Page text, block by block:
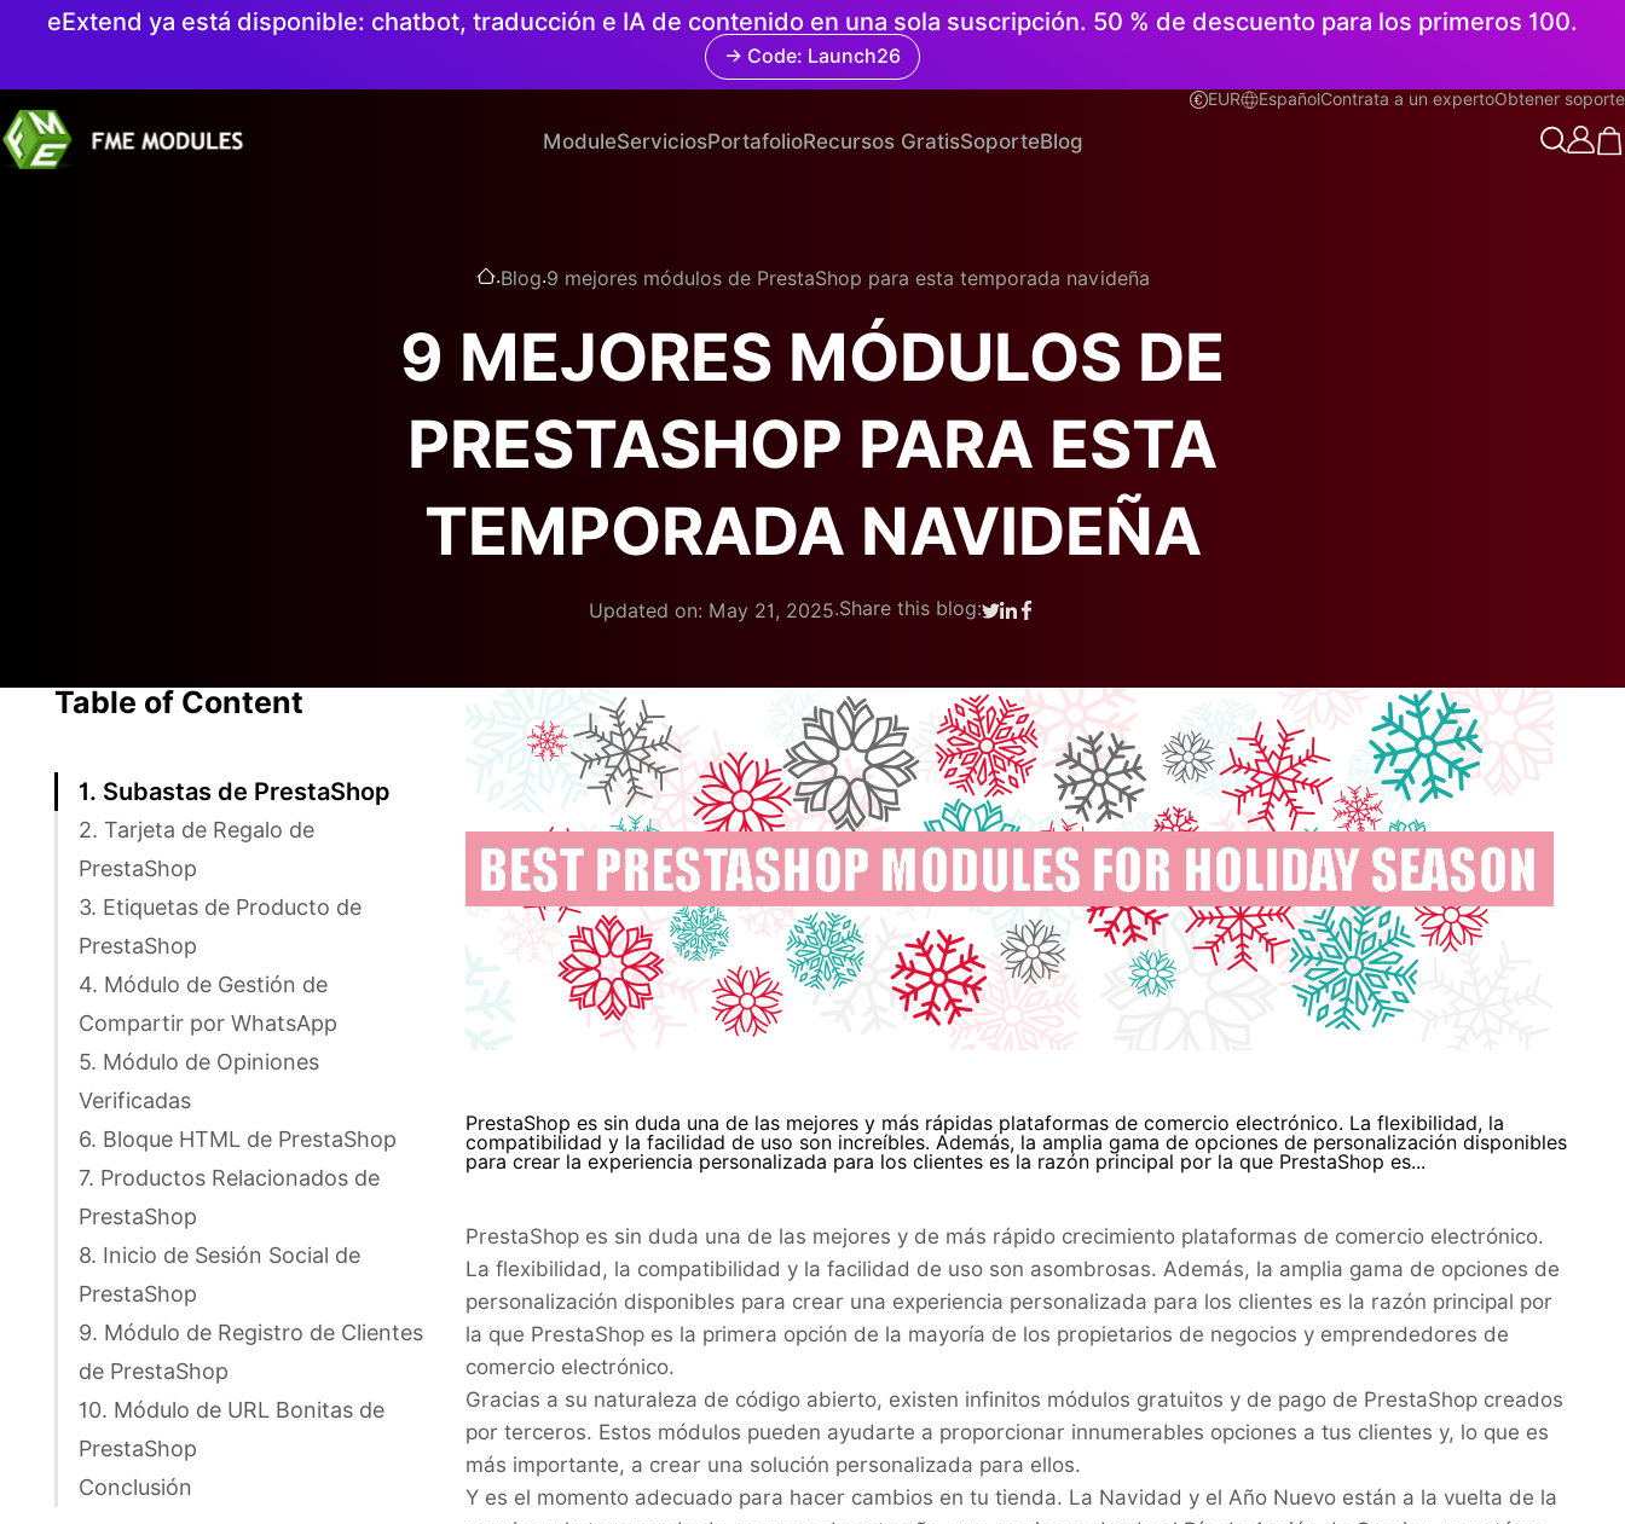
eExtend ya está disponible: chatbot, traducción e IA de contenido en una sola suscripción. 50 % de descuento para los primeros 100.
→ Code: Launch26
EUR Español
Español Contrata a un expertoObtener soporte
ModuleServiciosPortafolioRecursos GratisSoporteBlog
.Blog.9 mejores módulos de PrestaShop para esta temporada navideña
9 MEJORES MÓDULOS DE
PRESTASHOP PARA ESTA
TEMPORADA NAVIDEÑA
Updated on: May 21, 2025.Share this blog:
Table of Content
1. Subastas de PrestaShop
2. Tarjeta de Regalo de
PrestaShop
3. Etiquetas de Producto de
PrestaShop
4. Módulo de Gestión de
Compartir por WhatsApp
5. Módulo de Opiniones
Verificadas
6. Bloque HTML de PrestaShop
7. Productos Relacionados de
PrestaShop
8. Inicio de Sesión Social de
PrestaShop
9. Módulo de Registro de Clientes
de PrestaShop
10. Módulo de URL Bonitas de
PrestaShop
Conclusión
PrestaShop es sin duda una de las mejores y más rápidas plataformas de comercio electrónico. La flexibilidad, la
compatibilidad y la facilidad de uso son increíbles. Además, la amplia gama de opciones de personalización disponibles
para crear la experiencia personalizada para los clientes es la razón principal por la que PrestaShop es...
PrestaShop es sin duda una de las mejores y de más rápido crecimiento plataformas de comercio electrónico.
La flexibilidad, la compatibilidad y la facilidad de uso son asombrosas. Además, la amplia gama de opciones de
personalización disponibles para crear una experiencia personalizada para los clientes es la razón principal por
la que PrestaShop es la primera opción de la mayoría de los propietarios de negocios y emprendedores de
comercio electrónico.
Gracias a su naturaleza de código abierto, existen infinitos módulos gratuitos y de pago de PrestaShop creados
por terceros. Estos módulos pueden ayudarte a proporcionar innumerables opciones a tus clientes y, lo que es
más importante, a crear una solución personalizada para ellos.
Y es el momento adecuado para hacer cambios en tu tienda. La Navidad y el Año Nuevo están a la vuelta de la